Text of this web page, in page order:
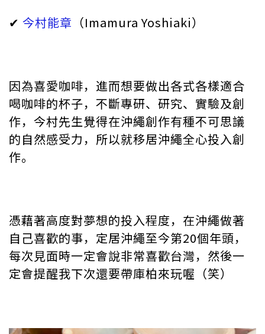
✔︎ 今村能章 （Imamura Yoshiaki）
因為喜愛咖啡，進而想要做出各式各樣適合
喝咖啡的杯子，不斷專研、研究、實驗及創
作，今村先生覺得在沖繩創作有種不可思議
的自然感受力，所以就移居沖繩全心投入創
作。
憑藉著高度對夢想的投入程度，在沖繩做著
自己喜歡的事，定居沖繩至今第20個年頭，
每次見面時一定會說非常喜歡台灣，然後一
定會提醒我下次還要帶庫柏來玩喔（笑）